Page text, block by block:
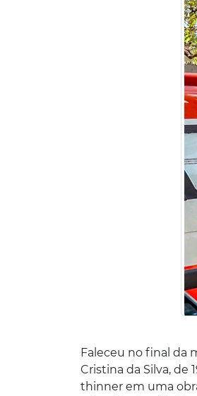
Faleceu no final da
Cristina da Silva, de
thinner em uma